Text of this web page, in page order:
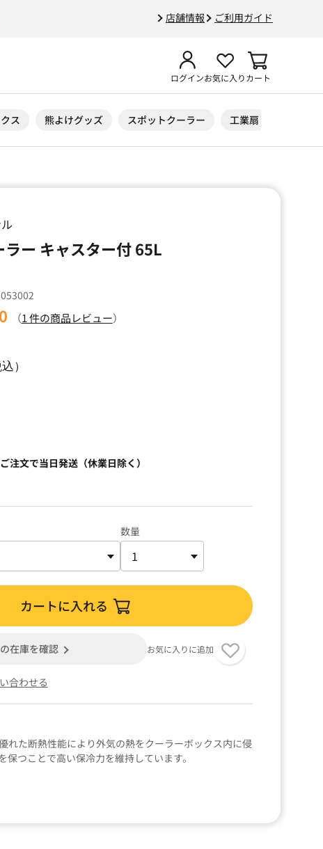
店舗情報 ご利用ガイド
ログインお気に入りカート
ス 熊よけグッズ スポットクーラー 工業扇
ー キャスター付 65L
（1 件の商品レビュー）
）
注文で当日発送（休業日除く）
数量
カートに入れる
在庫を確認 お気に入りに追加
合わせる
れた断熱性能により外気の熱をクーラーボックス内に侵
保つことで高い保冷力を維持しています。